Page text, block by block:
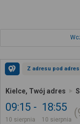
Z adresu pod adres
Kielce, Twój adres
09:15
10 sierpnia
18:55
10 sierpnia